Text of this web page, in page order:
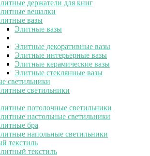
держатели для книг
вешалки
вазы
Элитные вазы
Элитные декоративные вазы
Элитные интерьерные вазы
Элитные керамические вазы
Элитные стеклянные вазы
светильники
светильники
потолочные светильники
настольные светильники
бра
напольные светильники
текстиль
текстиль